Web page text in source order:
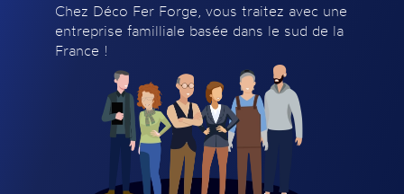
Chez Déco Fer Forge, vous traitez avec une
entreprise familliale basée dans le sud de la
France !